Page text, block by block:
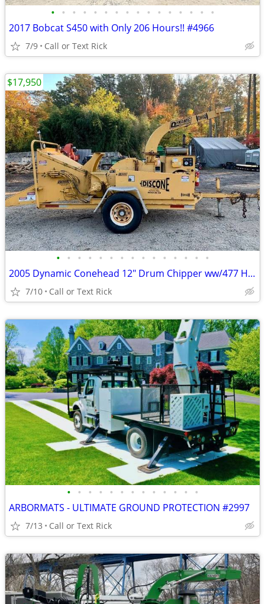
• • • • • • • • • • • • • • • •
2017 Bobcat S450 with Only 206 Hours!! #4966
7/9 Call or Text Rick
• • • • • • • • • • • • • • •
2005 Dynamic Conehead 12" Drum Chipper ww/477 Hours!! #4803
7/10 Call or Text Rick
$17,950
• • • • • • • • • • • • •
ARBORMATS - ULTIMATE GROUND PROTECTION #2997
7/13 Call or Text Rick